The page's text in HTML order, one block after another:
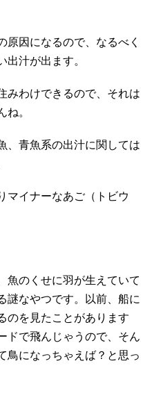
原因になるので、なるべく
出汁が出ます。
みわけできるので、それは
ね。
、青魚系の出汁に関しては
マイナーなあご（トビウ
魚のくせに羽が生えていて
謎なやつです。以前、船に
のを見たことがあります
ドで飛んじゃうので、そん
鳥になっちゃえば？と思っ